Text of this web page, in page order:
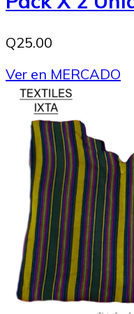
Q25.00
Ver en MERCADO